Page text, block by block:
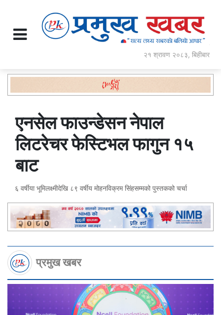
२१ श्रावण २०८३, बिहीबार
एनसेल फाउन्डेसन नेपाल
लिटरेचर फेस्टिभल फागुन १५
बाट
६ वर्षीया भूमिलक्ष्मीदेखि ८९ वर्षीय मोहनविक्रम सिंहसम्मको पुस्तकको चर्चा
प्रमुख खबर